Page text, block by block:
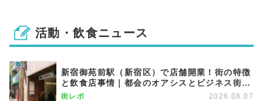
活動・飲食ニュース
新宿御苑前駅（新宿区）で店舗開業！街の特徴
と飲食店事情｜都会のオアシスとビジネス街が
調和する優雅な街
街レポ 2026.08.07